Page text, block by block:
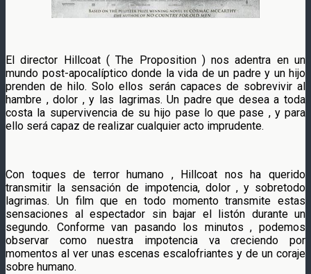
El director Hillcoat ( The Proposition ) nos adentra en un
mundo post-apocalíptico donde la vida de un padre y un hijo
prenden de hilo. Solo ellos serán capaces de sobrevivir al
hambre , dolor , y las lagrimas. Un padre que desea a toda
costa la supervivencia de su hijo pase lo que pase , y para
ello será capaz de realizar cualquier acto imprudente.
Con toques de terror humano , Hillcoat nos ha querido
transmitir la sensación de impotencia, dolor , y sobretodo
lagrimas. Un film que en todo momento transmite estas
sensaciones al espectador sin bajar el listón durante un
segundo. Conforme van pasando los minutos , podemos
observar como nuestra impotencia va creciendo por
momentos al ver unas escenas escalofriantes y de un coraje
sobre humano.